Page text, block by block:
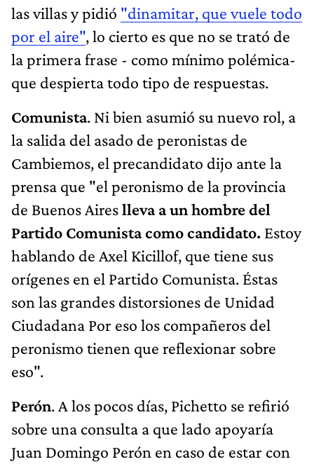
las villas y pidió "dinamitar, que vuele todo
por el aire", lo cierto es que no se trató de
la primera frase - como mínimo polémica-
que despierta todo tipo de respuestas.
Comunista. Ni bien asumió su nuevo rol, a
la salida del asado de peronistas de
Cambiemos, el precandidato dijo ante la
prensa que "el peronismo de la provincia
de Buenos Aireslleva a un hombre del
Partido Comunista como candidato. Estoy
hablando de Axel Kicillof, que tiene sus
orígenes en el Partido Comunista. Éstas
son las grandes distorsiones de Unidad
Ciudadana Por eso los compañeros del
peronismo tienen que reflexionar sobre
eso".
Perón. A los pocos días, Pichetto se refirió
sobre una consulta a que lado apoyaría
Juan Domingo Perón en caso de estar con